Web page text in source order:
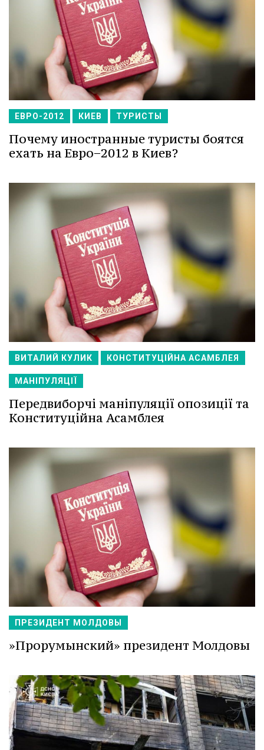
ЕВРО-2012 КИЕВ ТУРИСТЫ
Почему иностранные туристы боятся
ехать на Евро−2012 в Киев?
ВИТАЛИЙ КУЛИК КОНСТИТУЦІЙНА АСАМБЛЕЯ
МАНІПУЛЯЦІЇ
Передвиборчі маніпуляції опозиції та
Конституційна Асамблея
ПРЕЗИДЕНТ МОЛДОВЫ
»Прорумынский» президент Молдовы